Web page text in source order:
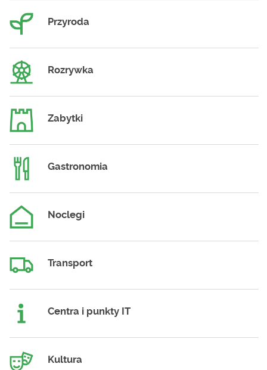
Przyroda
Rozrywka
Zabytki
Gastronomia
Noclegi
Transport
Centra i punkty IT
Kultura